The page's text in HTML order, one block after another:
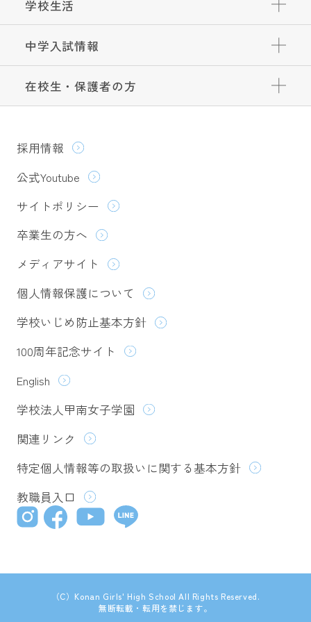
学校生活
中学入試情報
在校生・保護者の方
採用情報
公式Youtube
サイトポリシー
卒業生の方へ
メディアサイト
個人情報保護について
学校いじめ防止基本方針
100周年記念サイト
English
学校法人甲南女子学園
関連リンク
特定個人情報等の取扱いに関する基本方針
教職員入口
（C）Konan Girls' High School All Rights Reserved.
無断転載・転用を禁じます。